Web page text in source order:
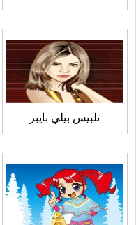
تلبيس بيلي بايبر